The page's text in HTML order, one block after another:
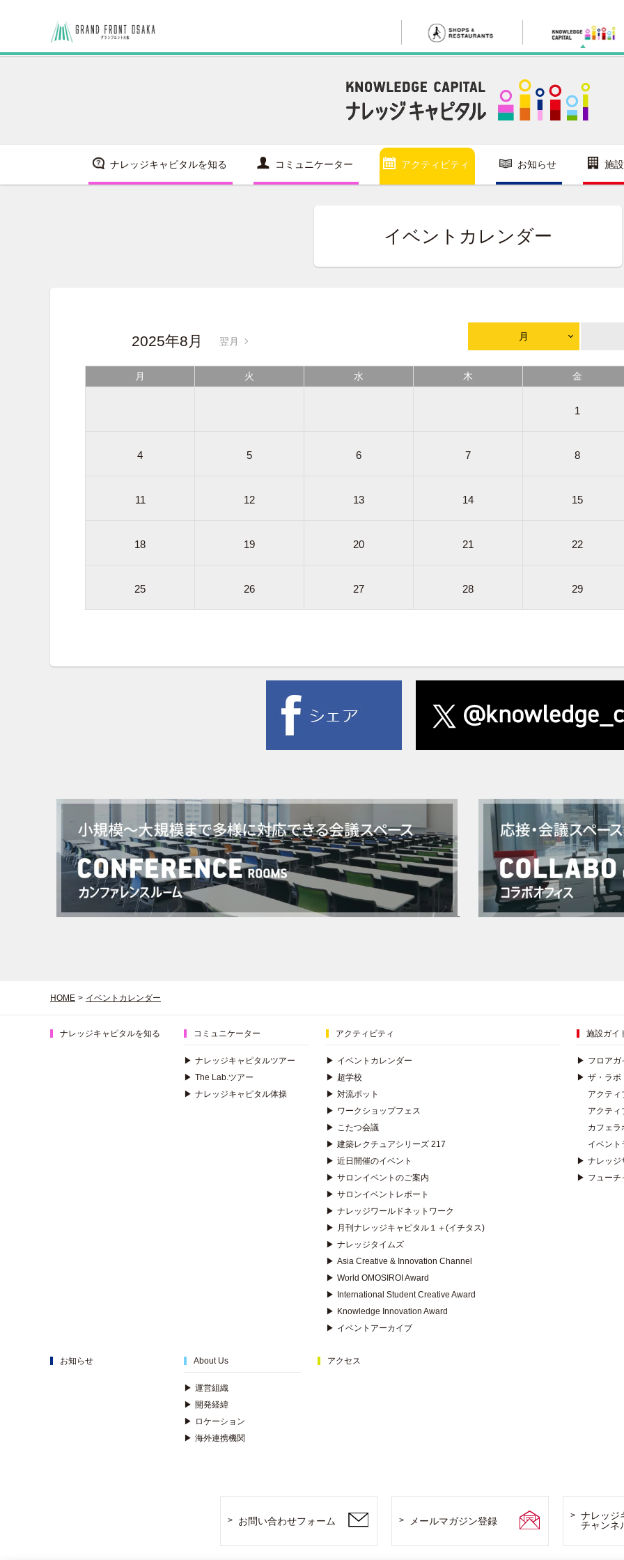
ナレッジキャピタルを知る コミュニケーター アクティビティ お知らせ 施
イベントカレンダー
2025年8月 翌月 月
月 火 水 木 金
1
4 5 6 7 8
11 12 13 14 15
18 19 20 21 22
25 26 27 28 29
HOME > イベントカレンダー
ナレッジキャピタルを知る コミュニケーター
▶ ナレッジキャピタルツアー
▶ The Lab.ツアー
▶ ナレッジキャピタル体操
アクティビティ
▶ イベントカレンダー
▶ 超学校
▶ 対流ポット
▶ ワークショップフェス
▶ こたつ会議
▶ 建築レクチュアシリーズ 217
▶ 近日開催のイベント
▶ サロンイベントのご案内
▶ サロンイベントレポート
▶ ナレッジワールドネットワーク
▶ 月刊ナレッジキャピタル１＋(イチタス)
▶ ナレッジタイムズ
▶ Asia Creative & Innovation Channel
▶ World OMOSIROI Award
▶
International Student Creative Award
▶ Knowledge Innovation Award
▶ イベントアーカイブ
施設ガイ
▶ フロアガ
▶ ザ・ラボ
アクティ
アクティ
カフェラ
イベント
▶ ナレッジ
▶ フューチ
お知らせ About Us
▶ 運営組織
▶ 開発経緯
▶ ロケーション
▶ 海外連携機関
アクセス
お問い合わせフォーム メールマガジン登録
ナレッジ
チャンネ